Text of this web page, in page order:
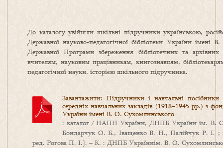
До каталогу увійшли шкільні підручники українською,
Державної науково-педагогічної бібліотеки України
Державної Програми збереження бібліотечних та
вчителям, науковим працівникам, книгознавцям,
педагогічної науки, історією шкільного підручника.
Завантажити: Підручники і навчальні
середніх навчальних закладів (1918–1945 рр.) з
України імені В. О. Сухомлинського
: каталог / НАПН України, ДНПБ України ім. В.
Бондарчук О. Б., Іващенко В. Н., Палійчук Р. І. ;
ред. Рогова П. І.]. – К. : ДНПБ Україниім. В. О.